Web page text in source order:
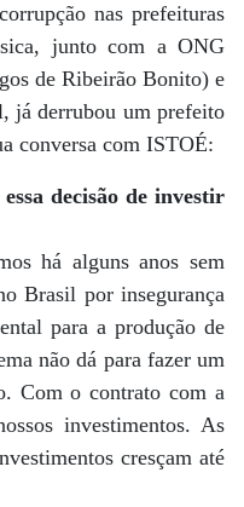
nas prefeituras
junto com a ONG
de Ribeirão Bonito) e
já derrubou um prefeito
conversa com ISTOÉ:
decisão de investir
há alguns anos sem
Brasil por insegurança
para a produção de
não dá para fazer um
Com o contrato com a
investimentos. As
cresçam até